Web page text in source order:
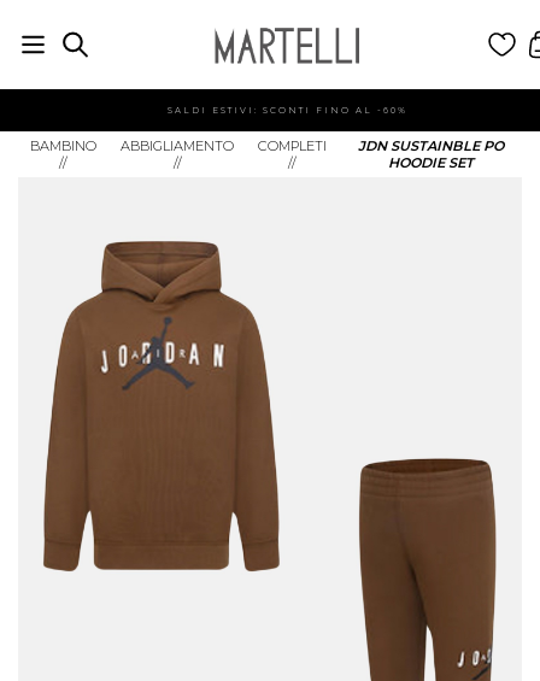
SALDI ESTIVI: SCONTI FINO AL -60%
BAMBINO
//
ABBIGLIAMENTO
//
COMPLETI
//
JDN SUSTAINBLE PO
HOODIE SET